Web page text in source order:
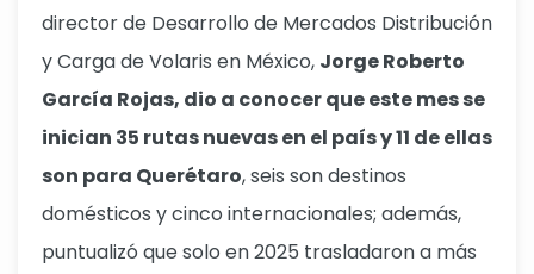
director de Desarrollo de Mercados Distribución
y Carga de Volaris en México, Jorge Roberto
García Rojas, dio a conocer que este mes se
inician 35 rutas nuevas en el país y 11 de ellas
son para Querétaro, seis son destinos
domésticos y cinco internacionales; además,
puntualizó que solo en 2025 trasladaron a más